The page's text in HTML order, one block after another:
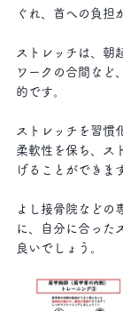
ぐれ、首への負担
ストレッチは、朝
ワークの合間など
的です。
ストレッチを習慣
柔軟性を保ち、ス
げることができま
よし接骨院などの
に、自分に合った
良いでしょう。